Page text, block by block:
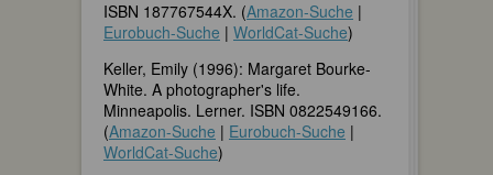
ISBN 187767544X. (Amazon-Suche |
Eurobuch-Suche | WorldCat-Suche)
Keller, Emily (1996): Margaret Bourke-
White. A photographer's life.
Minneapolis. Lerner. ISBN 0822549166.
(Amazon-Suche | Eurobuch-Suche |
WorldCat-Suche)